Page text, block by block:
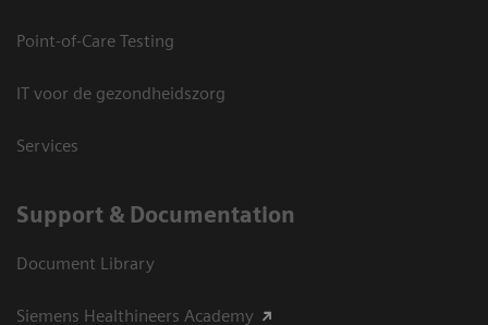
Point-of-Care Testing
IT voor de gezondheidszorg
Services
Support & Documentation
Document Library
Siemens Healthineers Academy